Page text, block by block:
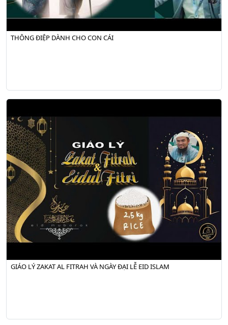
THÔNG ĐIỆP DÀNH CHO CON CÁI
GIÁO LÝ ZAKAT AL FITRAH VÀ NGÀY ĐẠI LỄ EID ISLAM